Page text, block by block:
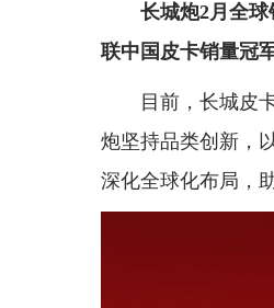
长城炮2月全球
联中国皮卡销量冠
目前，长城皮
炮坚持品类创新，
深化全球化布局，